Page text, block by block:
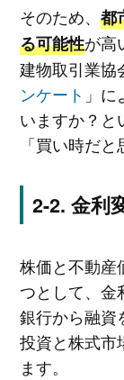
そのため、 都
る可能性が高
建物取引業協
ンケート 」
いますか？と
「買い時だ
金利
株価と不動産
つとして、金
銀行から融資
投資と株式市
ます。